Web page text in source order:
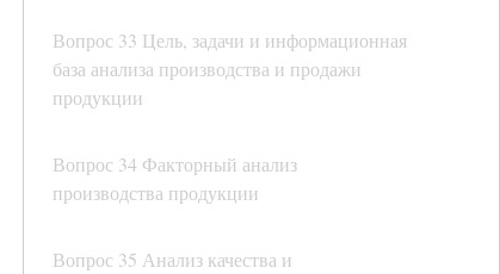
Вопрос 33 Цель, задачи и информационная
база анализа производства и продажи
продукции
Вопрос 34 Факторный анализ
производства продукции
Вопрос 35 Анализ качества и